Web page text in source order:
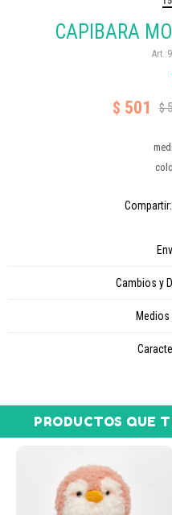
CAPIBARA
$ 501 $
Cambios y
PRODUCTOS QUE